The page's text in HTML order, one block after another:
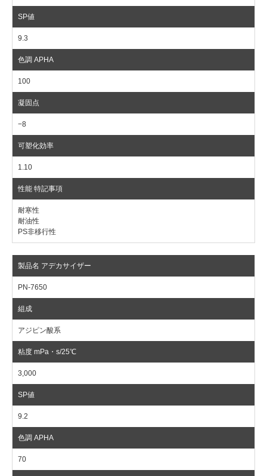
9.3
100
−8
1.10
耐寒性
耐油性
PS非移行性
PN-7650
アジピン酸系
3,000
9.2
70